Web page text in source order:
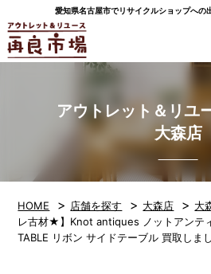
愛知県名古屋市でリサイクルショップへの
アウトレット＆リユ
大森店
HOME > 店舗を探す > 大森店 > 大
レ古材★】Knot antiques ノットアンテ
TABLE リボン サイドテーブル 買取しま